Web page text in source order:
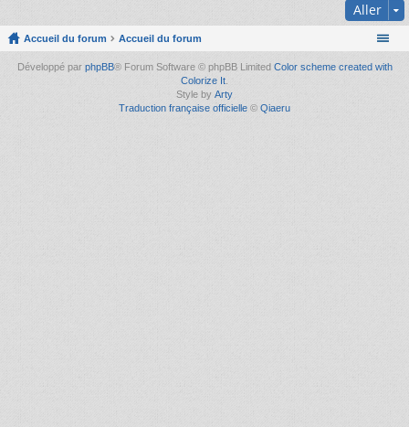
Aller
Accueil du forum Accueil du forum
Développé par phpBB® Forum Software © phpBB Limited Color scheme created with
Colorize It
Style by Arty
Traduction française officielle © Qiaeru